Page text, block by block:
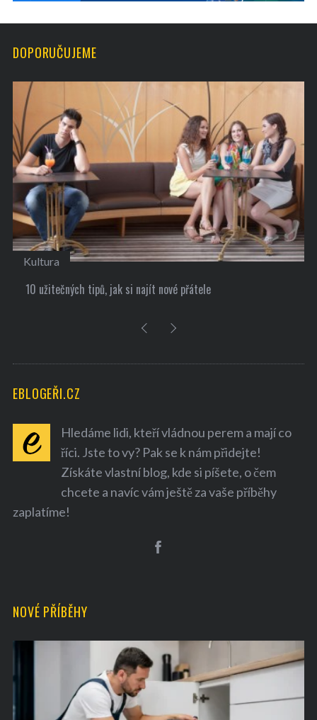
DOPORUČUJEME
Kultura
10 užitečných tipů, jak si najít nové přátele
EBLOGEŘI.CZ
Hledáme lidi, kteří vládnou perem a mají co
říci. Jste to vy? Pak se k nám přidejte!
Získáte vlastní blog, kde si píšete, o čem
chcete a navíc vám ještě za vaše příběhy
zaplatíme!
NOVÉ PŘÍBĚHY